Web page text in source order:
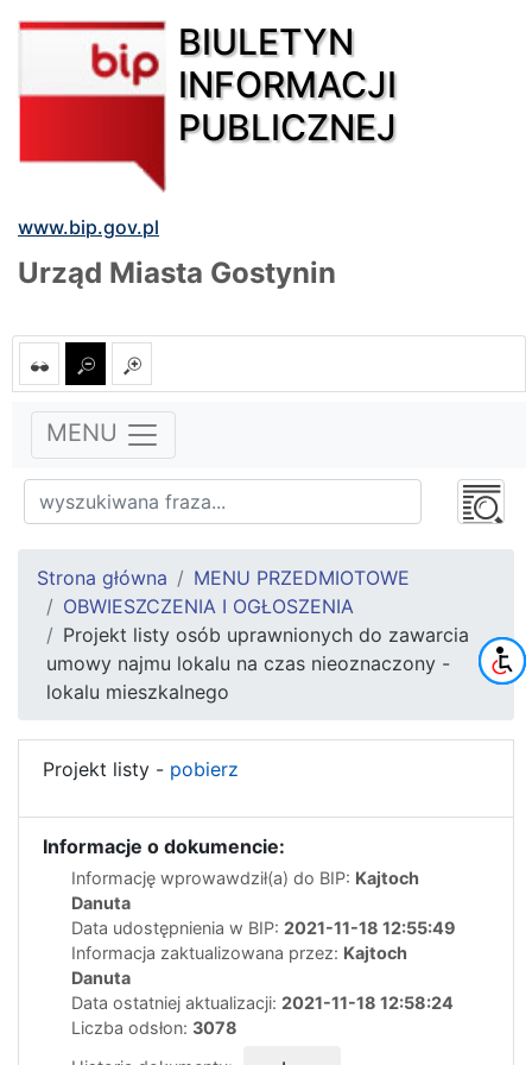
BIULETYN
INFORMACJI
PUBLICZNEJ
www.bip.gov.pl
Urząd Miasta Gostynin
MENU
Strona główna
MENU PRZEDMIOTOWE
OBWIESZCZENIA I OGŁOSZENIA
Projekt listy osób uprawnionych do zawarcia
umowy najmu lokalu na czas nieoznaczony -
lokalu mieszkalnego
Projekt listy - pobierz
Informacje o dokumencie:
Informację wprowawdził(a) do BIP: Kajtoch
Danuta
Data udostępnienia w BIP: 2021-11-18 12:55:49
Informacja zaktualizowana przez: Kajtoch
Danuta
Data ostatniej aktualizacji: 2021-11-18 12:58:24
Liczba odsłon: 3078